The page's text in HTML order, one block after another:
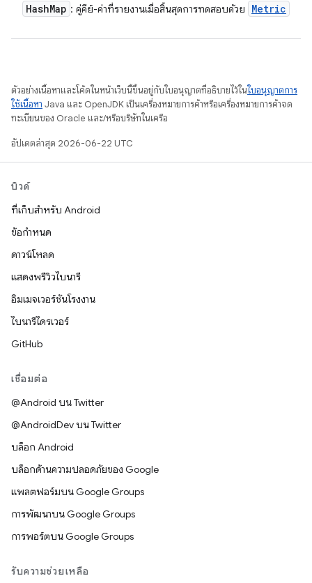
HashMap : คู่คีย์-ค่าที่รายงานเมื่อสิ้นสุดการทดสอบด้วย Metric
ตัวอย่างเนื้อหาและโค้ดในหน้าเว็บนี้ขึ้นอยู่กับใบอนุญาตที่อธิบายไว้ในใบอนุญาตการ
ใช้เนื้อหา Java และ OpenJDK เป็นเครื่องหมายการค้าหรือเครื่องหมายการค้าจด
ทะเบียนของ Oracle และ/หรือบริษัทในเครือ
อัปเดตล่าสุด 2026-06-22 UTC
บิวด์
ที่เก็บสำหรับ Android
ข้อกำหนด
ดาวน์โหลด
แสดงพรีวิวไบนารี
อิมเมจเวอร์ชันโรงงาน
ไบนารีไดรเวอร์
GitHub
เชื่อมต่อ
@Android บน Twitter
@AndroidDev บน Twitter
บล็อก Android
บล็อกด้านความปลอดภัยของ Google
แพลตฟอร์มบน Google Groups
การพัฒนาบน Google Groups
การพอร์ตบน Google Groups
รับความช่วยเหลือ